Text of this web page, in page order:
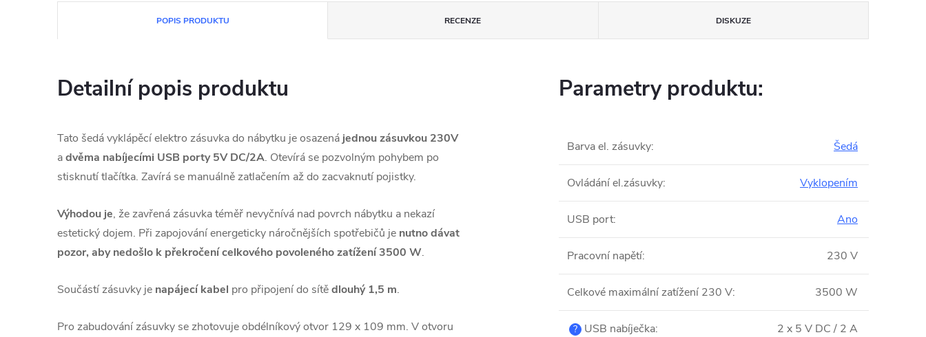
POPIS PRODUKTU RECENZE DISKUZE
Detailní popis produktu
Tato šedá vyklápěcí elektro zásuvka do nábytku je osazená jednou zásuvkou 230V
advěma nabíjecími USB porty 5V DC/2A. Otevírá se pozvolným pohybem po
stisknutí tlačítka. Zavírá se manuálně zatlačením až do zacvaknutí pojistky.
Výhodou je, že zavřená zásuvka téměř nevyčnívá nad povrch nábytku a nekazí
estetický dojem. Při zapojování energeticky náročnějších spotřebičů je nutno dávat
pozor, aby nedošlo k překročení celkového povoleného zatížení 3500 W.
Součástí zásuvky je napájecí kabel pro připojení do sítědlouhý 1,5 m.
Pro zabudování zásuvky se zhotovuje obdélníkový otvor 129 x 109 mm. V otvoru
Parametry produktu:
Barva el. zásuvky: Šedá
Ovládání el.zásuvky: Vyklopením
USB port: Ano
Pracovní napětí: 230 V
Celkové maximální zatížení 230 V: 3500 W
? USB nabíječka: 2 x 5 V DC / 2 A